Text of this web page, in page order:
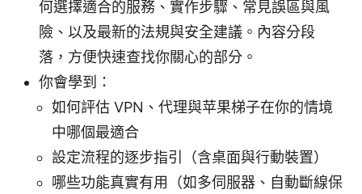
何選擇適合的服務、實作步驟、常見誤區與風
險、以及最新的法規與安全建議。內容分段
落，方便快速查找你關心的部分。
你會學到：
如何評估 VPN、代理與苹果梯子在你的情境
中哪個最適合
設定流程的逐步指引（含桌面與行動裝置）
哪些功能真實有用（如多伺服器、自動斷線保